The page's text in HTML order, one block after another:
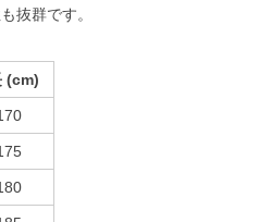
抜群です。
(cm)